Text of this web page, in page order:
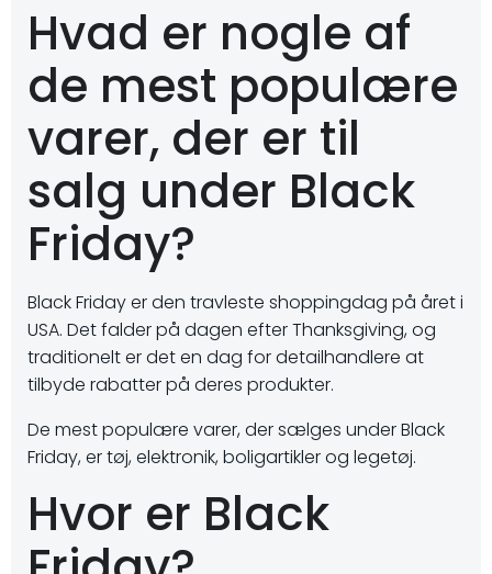
Hvad er nogle af
de mest populære
varer, der er til
salg under Black
Friday?
Black Friday er den travleste shoppingdag på året i
USA. Det falder på dagen efter Thanksgiving, og
traditionelt er det en dag for detailhandlere at
tilbyde rabatter på deres produkter.
De mest populære varer, der sælges under Black
Friday, er tøj, elektronik, boligartikler og legetøj.
Hvor er Black